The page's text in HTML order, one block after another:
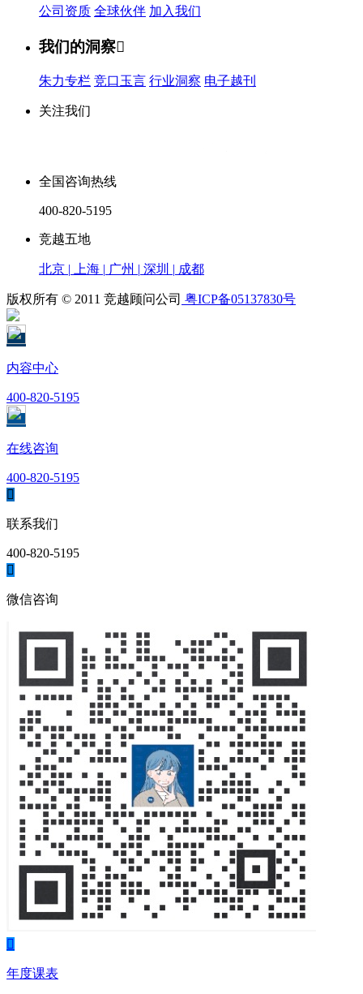
公司资质 全球伙伴 加入我们
我们的洞察
朱力专栏 竞口玉言 行业洞察 电子越刊
关注我们
全国咨询热线
400-820-5195
竞越五地
北京 | 上海 | 广州 | 深圳 | 成都
版权所有 © 2011 竞越顾问公司 粤ICP备05137830号
内容中心
400-820-5195
在线咨询
400-820-5195

联系我们
400-820-5195

微信咨询

年度课表